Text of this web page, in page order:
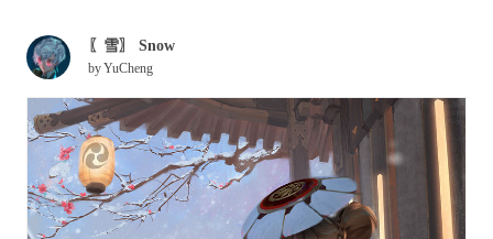
〖雪〗 Snow
byYuCheng